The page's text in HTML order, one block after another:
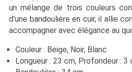
un mélange de trois couleurs
d'une bandoulière en cuir, il allie
accompagner avec élégance au
Couleur : Beige, Noir, Blanc
Longueur : 23 cm, Profondeur : 3